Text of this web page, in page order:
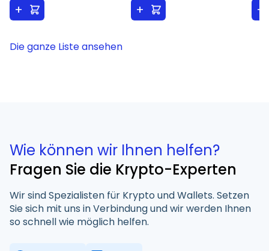
+ + +
Die ganze Liste ansehen
Wie können wir Ihnen helfen?
Fragen Sie die Krypto-Experten
Wir sind Spezialisten für Krypto und Wallets. Setzen
Sie sich mit uns in Verbindung und wir werden Ihnen
so schnell wie möglich helfen.